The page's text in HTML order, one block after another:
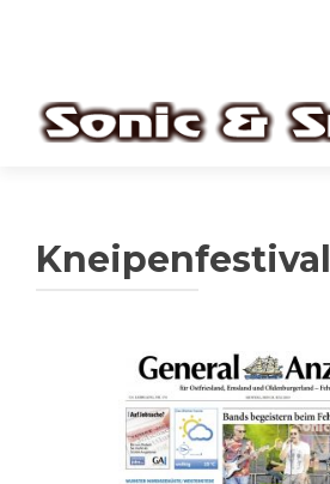
Kneipenfestival